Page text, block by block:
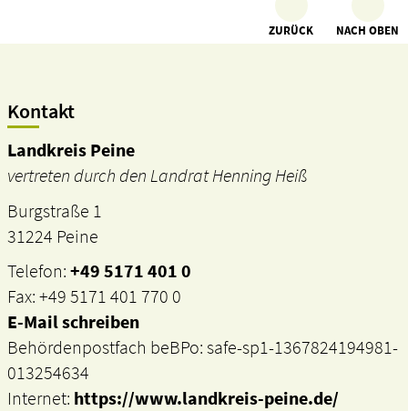
ZURÜCK NACH OBEN
Kontakt
Landkreis Peine
vertreten durch den Landrat Henning Heiß
Burgstraße 1
31224 Peine
Telefon:+49 5171 401 0
Fax: +49 5171 401 770 0
E-Mail schreiben
Behördenpostfach beBPo: safe-sp1-1367824194981-
013254634
Internet: https://www.landkreis-peine.de/